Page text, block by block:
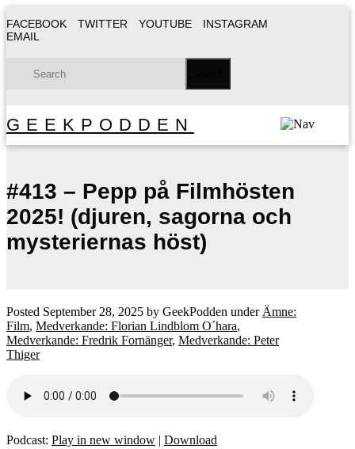
FACEBOOK TWITTER YOUTUBE
INSTAGRAM
EMAIL
GEEKPODDEN
#413 – Pepp på Filmhösten
2025! (djuren, sagorna och
mysteriernas höst)
Posted September 28, 2025 by GeekPodden under Ämne:
Film, Medverkande: Florian Lindblom O´hara,
Medverkande: Fredrik Fornänger, Medverkande: Peter
Thiger
Podcast: Play in new window | Download